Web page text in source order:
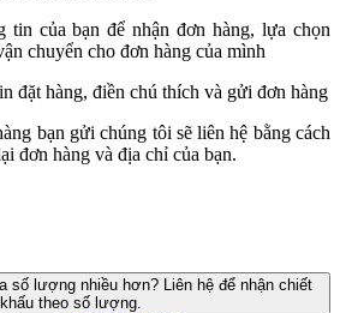
tin của bạn để nhận đơn hàng, lựa chọn
chuyển cho đơn hàng của mình
đặt hàng, điền chú thích và gửi đơn hàng
bạn gửi chúng tôi sẽ liên hệ bằng cách
đơn hàng và địa chỉ của bạn.
số lượng nhiều hơn? Liên hệ để nhận chiết
khấu theo số lượng.